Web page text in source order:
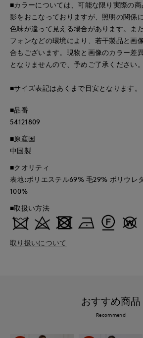
■カラーについては、可能な限り実際の
影をおこなっておりますが、照明の関係
色味が違って見える場合があります。ま
フォンなどの環境により、若干製品と画
合もございます。現物と画像のカラー差
となりませんので、予めご了承ください。
■サイズ表記はあくまで目安となります。
■品番
54121809
■原産国
中国製
■クオリティ
表地:ポリエステル69% 毛29% ポリウレ
100%
■取扱い方法
取り扱いについて
おすすめ商品
Recommend